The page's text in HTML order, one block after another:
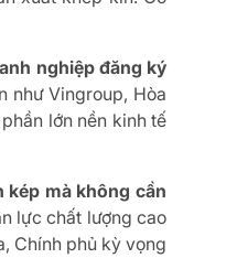
nghiệp đăng ký
như Vingroup, Hòa
lớn nền kinh tế
mà không cần
lực chất lượng cao
Chính phủ kỳ vọng